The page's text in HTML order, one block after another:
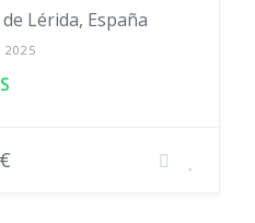
Lérida, España
2025